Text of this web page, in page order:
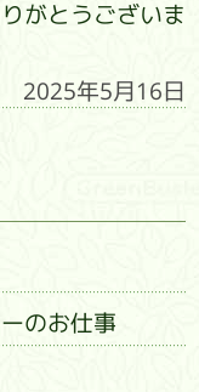
がとうございま
2025年5月16日
のお仕事